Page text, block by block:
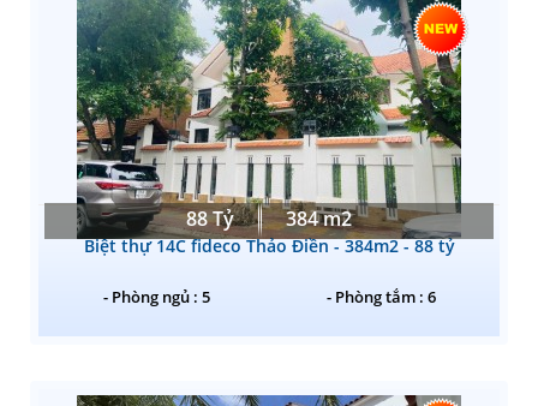
88 Tỷ 384 m2
Biệt thự 14C fideco Thảo Điền - 384m2 - 88 tỷ
- Phòng ngủ : 5 - Phòng tắm : 6